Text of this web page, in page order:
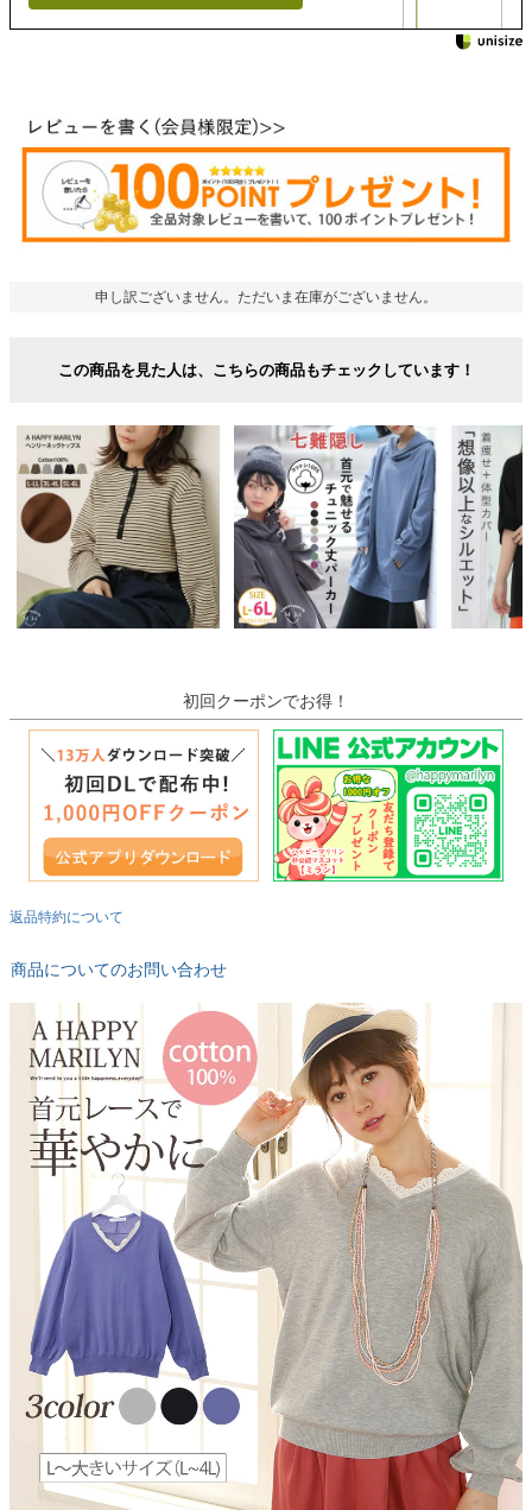
申し訳ございません。ただいま在庫がございません。
この商品を見た人は、こちらの商品もチェックしています！
初回クーポンでお得！
返品特約について
商品についてのお問い合わせ